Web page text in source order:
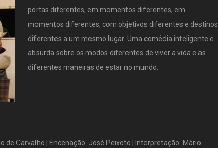
portas diferentes, em momentos diferentes, em
momentos diferentes, com objetivos diferentes e destinos
diferentes a um mesmo lugar. Uma comédia inteligente e
absurda sobre os modos diferentes de viver a vida e as
diferentes maneiras de estar no mundo.
de Carvalho | Encenação: José Peixoto | Interpretação: Mário